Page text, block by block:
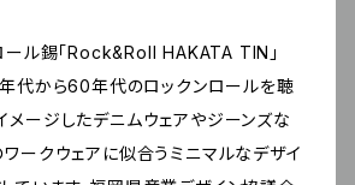
ール錫「Rock&Roll HAKATA TIN」
代から60年代のロックンロールを聴
メージしたデニムウェアやジーンズな
ワークウェアに似合うミニマルなデザイ